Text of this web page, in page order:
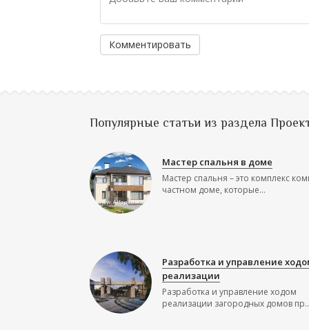
Комментировать
Популярные статьи из раздела
Мастер спальня в доме
Мастер спальня – это комплекс
частном доме, которые...
Разработка и управление
реализации
Разработка и управление ходом
реализации загородных домов